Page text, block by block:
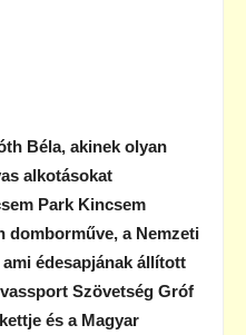
Béla, akinek olyan
alkotásokat
Park Kincsem
domborműve, a Nemzeti
édesapjának állított
Szövetség Gróf
és a Magyar